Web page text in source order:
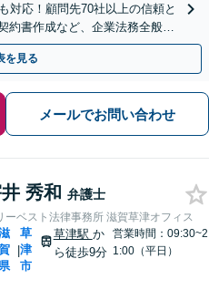
対応！顧問先70社以上の信頼と
約書作成など、企業法務全般に
を見る
メールでお問い合わせ
秀和 弁護士
ーベスト法律事務所 滋賀草津オフィス
|
草
津
市
草津駅 か
ら徒歩9分
営業時間：09:30~2
1:00（平日）